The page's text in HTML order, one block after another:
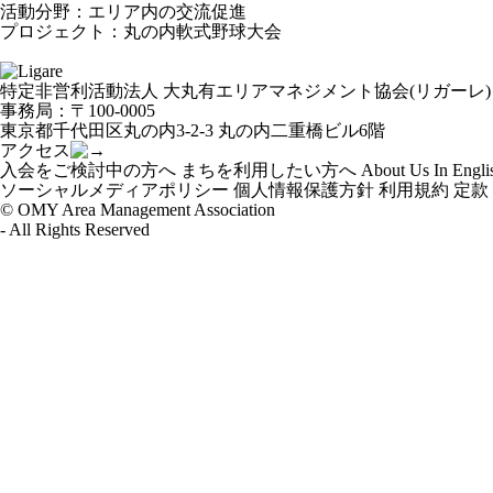
活動分野：エリア内の交流促進
プロジェクト： 丸の内軟式野球大会
特定非営利活動法人 大丸有エリアマネジメント協会(リガーレ)
事務局：〒100-0005
東京都千代田区丸の内3-2-3 丸の内二重橋ビル6階
アクセス
入会をご検討中の方へ まちを利用したい方へ About Us In
ソーシャルメディアポリシー 個人情報保護方針 利用規約 定款
© OMY Area Management Association
- All Rights Reserved